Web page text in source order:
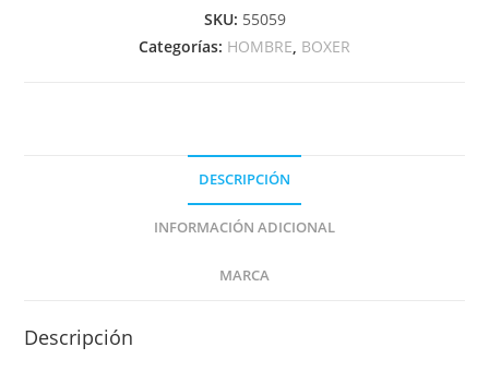
SKU: 55059
Categorías: HOMBRE, BOXER
DESCRIPCIÓN
INFORMACIÓN ADICIONAL
MARCA
Descripción